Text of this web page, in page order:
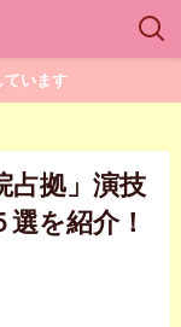
ています
占拠」演技
を紹介！